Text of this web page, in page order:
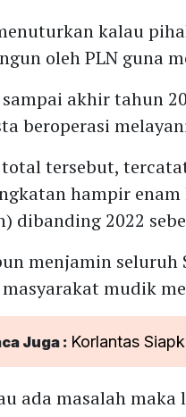
kalau
oleh PLN guna
akhir tahun
beroperasi
tersebut,
hampir
dibanding 2022
menjamin seluruh
mudik
Juga : Korlantas
ada masalah